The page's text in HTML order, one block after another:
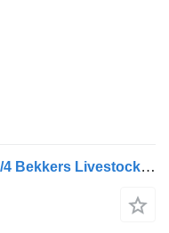
Mercedes-Benz Actros 2851 6x2/4 Bekkers Livestock 1/2/3 stock